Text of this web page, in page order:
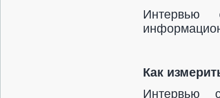
Интервью
Как
Интервью